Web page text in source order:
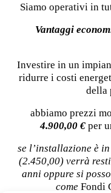
Siamo operativi in
Vantaggi
Investire in un
ridurre i costi
della
abbiamo prezzi
4.900,00 € per
se l’installazione è
(2.450,00) verrà
anni oppure si
come Fondi